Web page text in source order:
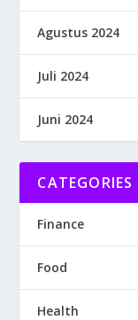
Agustus 2024
Juli 2024
Juni 2024
CATEGORIES
Finance
Food
Health